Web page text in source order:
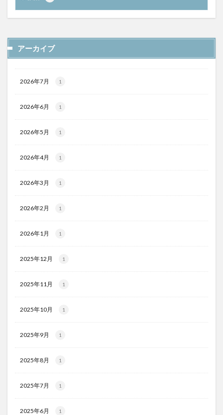
アーカイブ
2026年7月 1
2026年6月 1
2026年5月 1
2026年4月 1
2026年3月 1
2026年2月 1
2026年1月 1
2025年12月 1
2025年11月 1
2025年10月 1
2025年9月 1
2025年8月 1
2025年7月 1
2025年6月 1